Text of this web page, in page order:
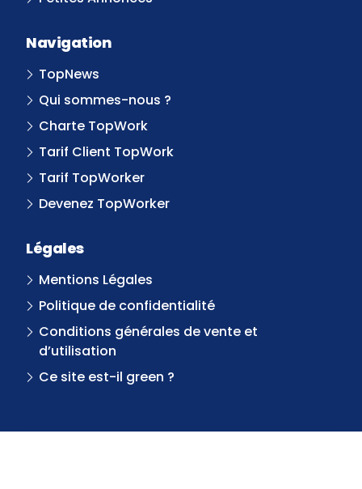
Navigation
TopNews
Qui sommes-nous ?
Charte TopWork
Tarif Client TopWork
Tarif TopWorker
Devenez TopWorker
Légales
Mentions Légales
Politique de confidentialité
Conditions générales de vente et
d’utilisation
Ce site est-il green ?